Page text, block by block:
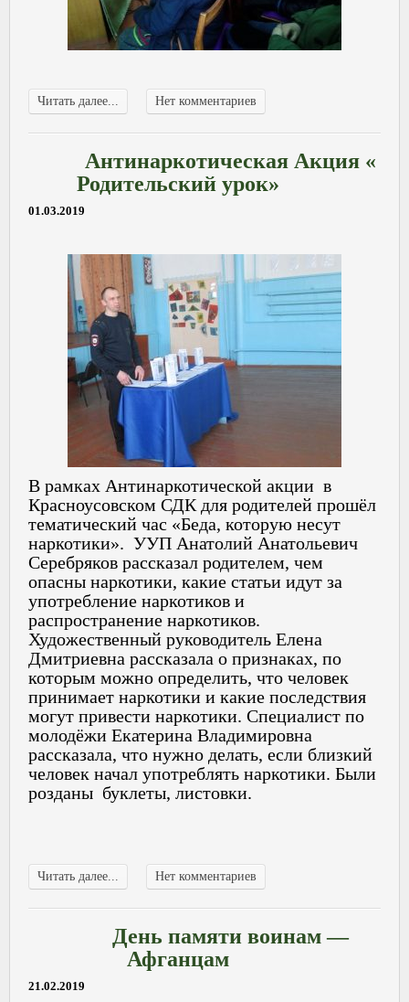
Читать далее... Нет комментариев
Антинаркотическая Акция «
Родительский урок»
01.03.2019
В рамках Антинаркотической акции в
Красноусовском СДК для родителей прошёл
тематический час «Беда, которую несут
наркотики». УУП Анатолий Анатольевич
Серебряков рассказал родителем, чем
опасны наркотики, какие статьи идут за
употребление наркотиков и
распространение наркотиков.
Художественный руководитель Елена
Дмитриевна рассказала о признаках, по
которым можно определить, что человек
принимает наркотики и какие последствия
могут привести наркотики. Специалист по
молодёжи Екатерина Владимировна
рассказала, что нужно делать, если близкий
человек начал употреблять наркотики. Были
розданы буклеты, листовки.
Читать далее... Нет комментариев
День памяти воинам —
Афганцам
21.02.2019